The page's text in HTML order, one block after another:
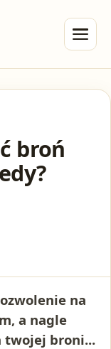
broń
na
a nagle
twojej broni...